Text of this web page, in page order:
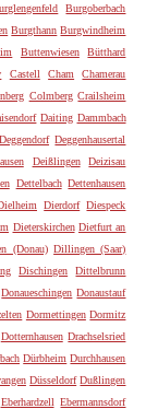
Burgoberbach
Burgthann Burgwindheim
Buttenwiesen
Bütthard
Castell Cham
Chamerau
Colmberg Crailsheim
Daiting Dammbach
Deggendorf Deggenhausertal
Deißlingen
Deizisau
Dettelbach Dettenhausen
Dierdorf Diespeck
Dieterskirchen Dietfurt an
(Donau) Dillingen (Saar)
Dischingen
Dittelbrunn
Donaueschingen Donaustauf
Dormettingen Dormitz
Dotternhausen Drachselsried
Dürbheim Durchhausen
Düsseldorf Dußlingen
Eberhardzell Ebermannsdorf